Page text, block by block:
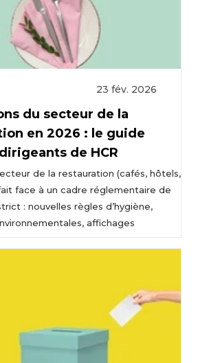
23 fév. 2026
du secteur de la
en 2026 : le guide
de HCR
de la restauration (cafés, hôtels,
face à un cadre réglementaire de
: nouvelles règles d’hygiène,
affichages